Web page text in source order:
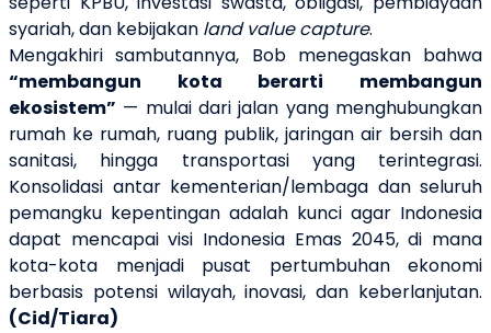
syariah, dan kebijakan land value capture.
Mengakhiri sambutannya, Bobmenegaskan bahwa
“membangun kota berarti membangun
ekosistem” — mulai dari jalan yang menghubungkan
rumah ke rumah, ruang publik, jaringan air bersih dan
sanitasi, hingga transportasi yang terintegrasi.
Konsolidasi antar kementerian/lembaga dan seluruh
pemangku kepentingan adalah kunci agar Indonesia
dapat mencapai visi Indonesia Emas 2045, di mana
kota-kota menjadi pusat pertumbuhan ekonomi
berbasis potensi wilayah, inovasi, dan keberlanjutan.
(Cid/Tiara)